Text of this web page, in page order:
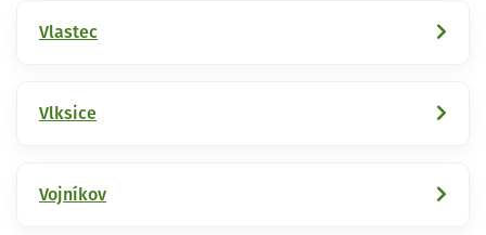
Vlastec
Vlksice
Vojníkov